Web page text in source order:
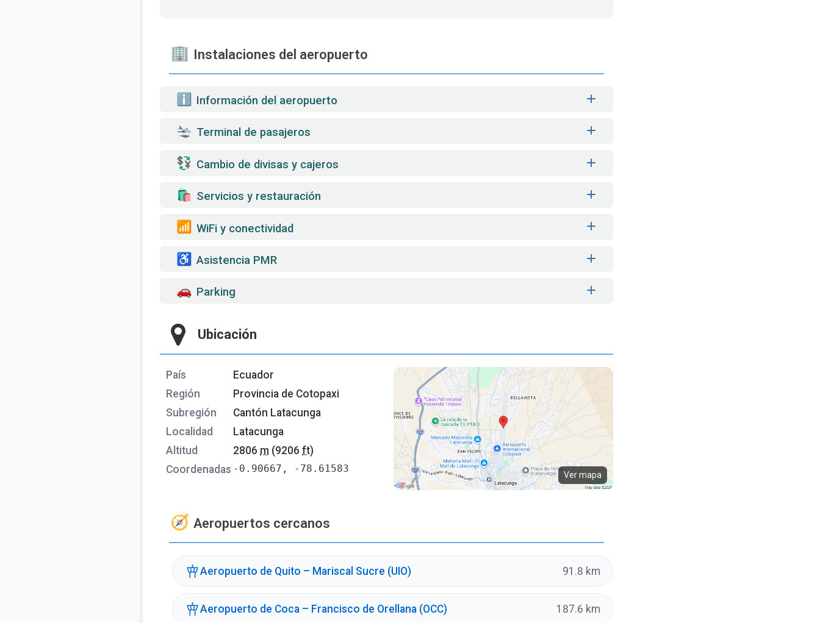
Instalaciones del aeropuerto
️ Información del aeropuerto
Terminal de pasajeros
Cambio de divisas y cajeros
️ Servicios y restauración
WiFi y conectividad
Asistencia PMR
Parking
Ubicación
País
Ecuador
Región
Provincia de Cotopaxi
Subregión
Cantón Latacunga
Localidad
Latacunga
Altitud
2806 m (9206 ft)
Coordenadas -0.90667, -78.61583
Ver mapa
Aeropuertos cercanos
Aeropuerto de Quito – Mariscal Sucre (UIO) 91.8 km
Aeropuerto de Coca – Francisco de Orellana (OCC) 187.6 km